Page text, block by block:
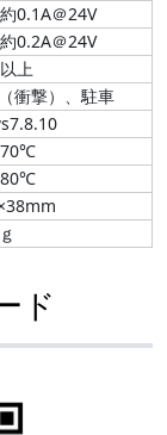
0.1A＠24V
0.2A＠24V
上
衝撃）、駐車
70℃
80℃
ド